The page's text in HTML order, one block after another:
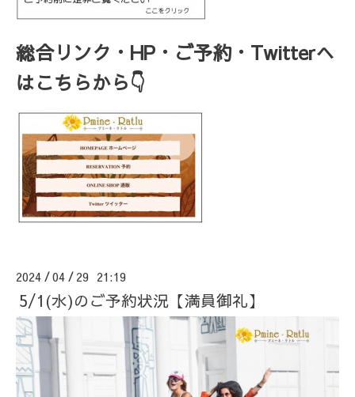
総合リンク・HP・ご予約・Twitterへ
はこちらから👇
2024 /04 / 29 21:19
5/1(水)のご予約状況【満員御礼】